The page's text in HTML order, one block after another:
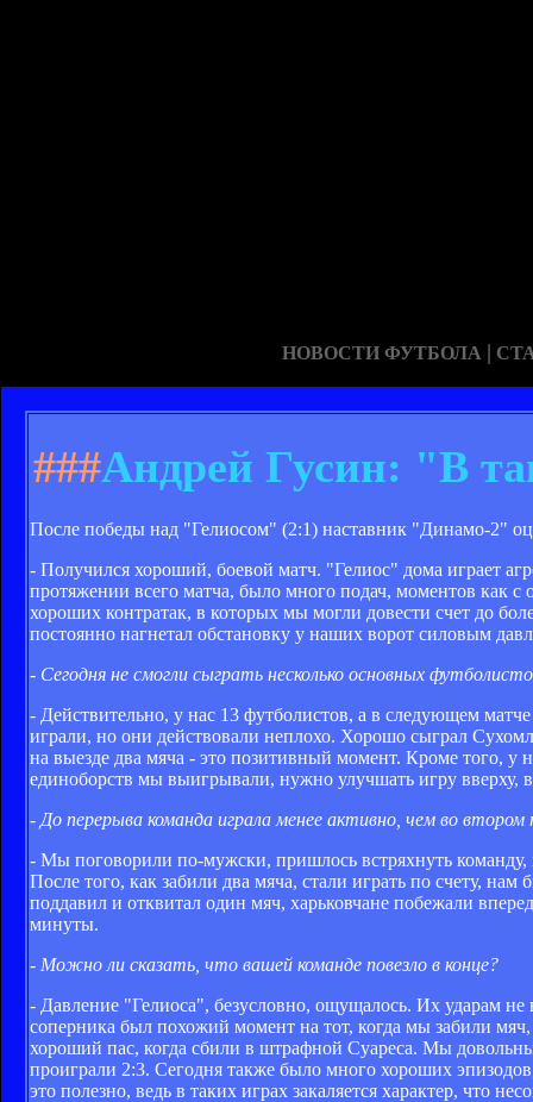
НОВОСТИ ФУТБОЛА |
###Андрей Гусин: "В
После победы над "Гелиосом" (2:1) наставник "Динамо-2"
- Получился хороший, боевой матч. "Гелиос" дома играет
протяжении всего матча, было много подач, моментов как
хороших контратак, в которых мы могли довести счет до
постоянно нагнетал обстановку у наших ворот силовым
- Сегодня не смогли сыграть несколько основных
- Действительно, у нас 13 футболистов, а в следующем
играли, но они действовали неплохо. Хорошо сыграл
на выезде два мяча - это позитивный момент. Кроме того, у
единоборств мы выигрывали, нужно улучшать игру вверху,
- До перерыва команда играла менее активно, чем во
- Мы поговорили по-мужски, пришлось встряхнуть команду,
После того, как забили два мяча, стали играть по счету,
поддавил и отквитал один мяч, харьковчане побежали
минуты.
- Можно ли сказать, что вашей команде повезло в конце?
- Давление "Гелиоса", безусловно, ощущалось. Их ударам не
соперника был похожий момент на тот, когда мы забили
хороший пас, когда сбили в штрафной Суареса. Мы
проиграли 2:3. Сегодня также было много хороших
это полезно, ведь в таких играх закаляется характер, что